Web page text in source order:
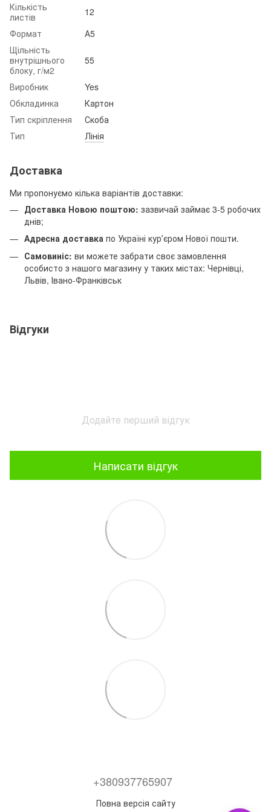
Кількість
листів
12
Формат
А5
Щільність
внутрішнього
блоку, г/м2
55
Виробник
Yes
Обкладинка
Картон
Тип скріплення
Скоба
Тип
Лінія
Доставка
Ми пропонуємо кілька варіантів доставки:
Доставка Новою поштою: зазвичай займає 3-5 робочих
днів;
Адресна доставка по Україні курʼєром Нової пошти.
Самовиніс: ви можете забрати своє замовлення
особисто з нашого магазину у таких містах: Чернівці,
Львів, Івано-Франківськ
Відгуки
Додайте перший відгук
Написати відгук
+380937765907
Повна версія сайту